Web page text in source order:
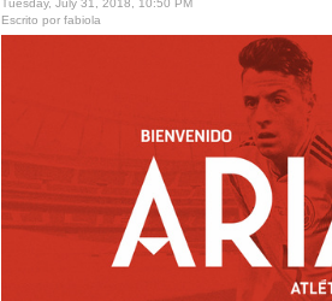
Tuesday, July 31, 2018, 10:50 PM
Escrito por fabiola